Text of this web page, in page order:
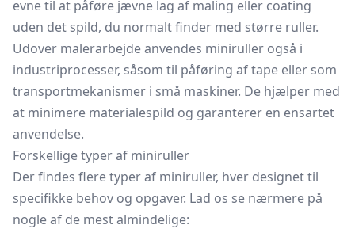
evne til at påføre jævne lag af maling eller coating
uden det spild, du normalt finder med større ruller.
Udover malerarbejde anvendes miniruller også i
industriprocesser, såsom til påføring af tape eller som
transportmekanismer i små maskiner. De hjælper med
at minimere materialespild og garanterer en ensartet
anvendelse.
Forskellige typer af miniruller
Der findes flere typer af miniruller, hver designet til
specifikke behov og opgaver. Lad os se nærmere på
nogle af de mest almindelige: